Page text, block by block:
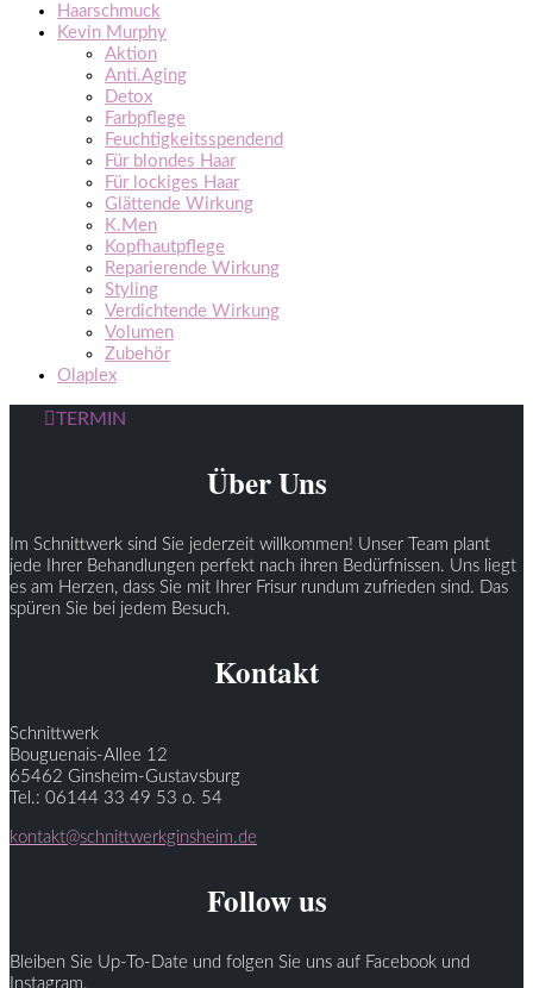
Haarschmuck
Kevin Murphy
Aktion
Anti.Aging
Detox
Farbpflege
Feuchtigkeitsspendend
Für blondes Haar
Für lockiges Haar
Glättende Wirkung
K.Men
Kopfhautpflege
Reparierende Wirkung
Styling
Verdichtende Wirkung
Volumen
Zubehör
Olaplex
TERMIN
Über Uns
Im Schnittwerk sind Sie jederzeit willkommen! Unser Team plant
jede Ihrer Behandlungen perfekt nach ihren Bedürfnissen. Uns liegt
es am Herzen, dass Sie mit Ihrer Frisur rundum zufrieden sind. Das
spüren Sie bei jedem Besuch.
Kontakt
Schnittwerk
Bouguenais-Allee 12
65462 Ginsheim-Gustavsburg
Tel.: 06144 33 49 53 o. 54
kontakt@schnittwerkginsheim.de
Follow us
Bleiben Sie Up-To-Date und folgen Sie uns auf Facebook und
Instagram.